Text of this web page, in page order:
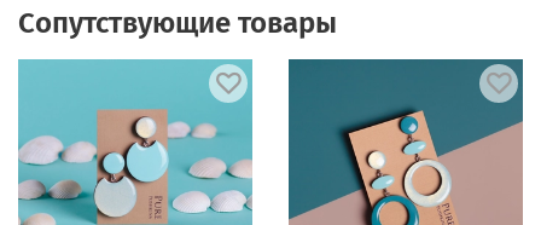
Сопутствующие товары